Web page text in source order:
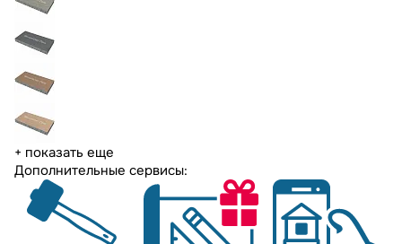
+ показать еще
Дополнительные сервисы: